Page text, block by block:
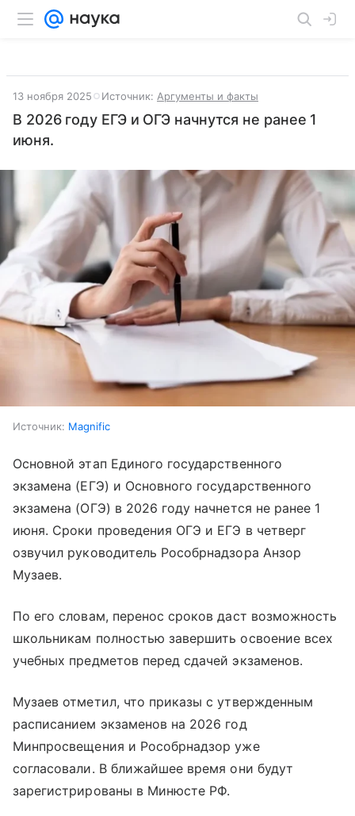
13 ноября 2025 Источник: Аргументы и факты
В 2026 году ЕГЭ и ОГЭ начнутся не ранее 1
июня.
Источник: Magnific
Основной этап Единого государственного
экзамена (ЕГЭ) и Основного государственного
экзамена (ОГЭ) в 2026 году начнется не ранее 1
июня. Сроки проведения ОГЭ и ЕГЭ в четверг
озвучил руководитель Рособрнадзора Анзор
Музаев.
По его словам, перенос сроков даст возможность
школьникам полностью завершить освоение всех
учебных предметов перед сдачей экзаменов.
Музаев отметил, что приказы с утвержденным
расписанием экзаменов на 2026 год
Минпросвещения и Рособрнадзор уже
согласовали. В ближайшее время они будут
зарегистрированы в Минюсте РФ.